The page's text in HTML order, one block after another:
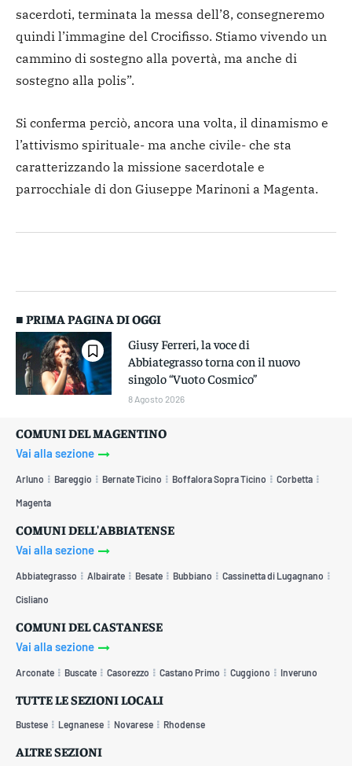
sacerdoti, terminata la messa dell’8, consegneremo
quindi l’immagine del Crocifisso. Stiamo vivendo un
cammino di sostegno alla povertà, ma anche di
sostegno alla polis”.
Si conferma perciò, ancora una volta, il dinamismo e
l’attivismo spirituale- ma anche civile- che sta
caratterizzando la missione sacerdotale e
parrocchiale di don Giuseppe Marinoni a Magenta.
■ PRIMA PAGINA DI OGGI
Giusy Ferreri, la voce di
Abbiategrasso torna con il nuovo
singolo “Vuoto Cosmico”
8 Agosto 2026
COMUNI DEL MAGENTINO
Vai alla sezione
Arluno Bareggio Bernate Ticino Boffalora Sopra Ticino Corbetta
Magenta
COMUNI DELL'ABBIATENSE
Vai alla sezione
Abbiategrasso Albairate Besate Bubbiano Cassinetta di Lugagnano
Cisliano
COMUNI DEL CASTANESE
Vai alla sezione
Arconate Buscate Casorezzo Castano Primo Cuggiono Inveruno
TUTTE LE SEZIONI LOCALI
Bustese Legnanese Novarese Rhodense
ALTRE SEZIONI